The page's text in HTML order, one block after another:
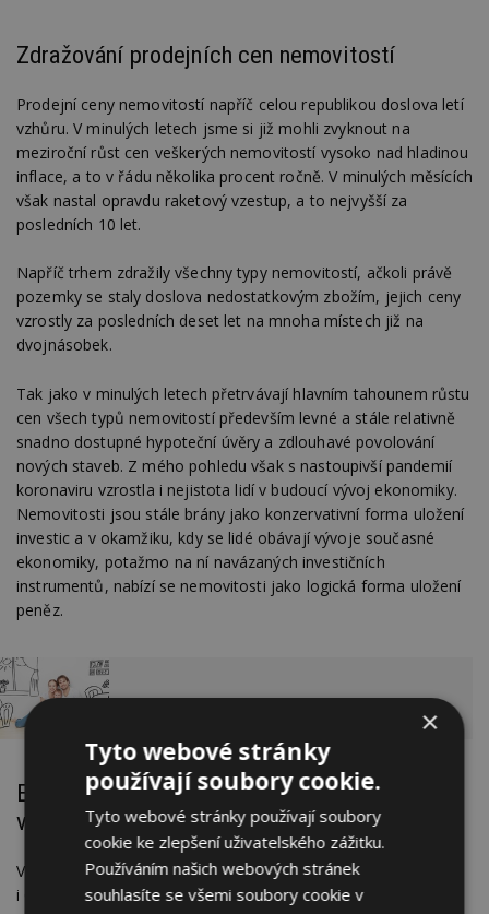
Zdražování prodejních cen nemovitostí
Prodejní ceny nemovitostí napříč celou republikou doslova letí
vzhůru. V minulých letech jsme si již mohli zvyknout na
meziroční růst cen veškerých nemovitostí vysoko nad hladinou
inflace, a to v řádu několika procent ročně. V minulých měsících
však nastal opravdu raketový vzestup, a to nejvyšší za
posledních 10 let.
Napříč trhem zdražily všechny typy nemovitostí, ačkoli právě
pozemky se staly doslova nedostatkovým zbožím, jejich ceny
vzrostly za posledních deset let na mnoha místech již na
dvojnásobek.
Tak jako v minulých letech přetrvávají hlavním tahounem růstu
cen všech typů nemovitostí především levné a stále relativně
snadno dostupné hypoteční úvěry a zdlouhavé povolování
nových staveb. Z mého pohledu však s nastoupivší pandemií
koronaviru vzrostla i nejistota lidí v budoucí vývoj ekonomiky.
Nemovitosti jsou stále brány jako konzervativní forma uložení
investic a v okamžiku, kdy se lidé obávají vývoje současné
ekonomiky, potažmo na ní navázaných investičních
instrumentů, nabízí se nemovitosti jako logická forma uložení
peněz.
Experti varují, že trh s novými byty je fakticky
vyprodaný
Velké developerské společnosti Skansa Reality, Trigema
i Central Group se shodují na tom, že za poslední rok bylo
×
Tyto webové stránky
používají soubory cookie.
Tyto webové stránky používají soubory
cookie ke zlepšení uživatelského zážitku.
Používáním našich webových stránek
souhlasíte se všemi soubory cookie v